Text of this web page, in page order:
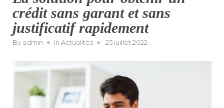
crédit sans garant et sans
justificatif rapidement
By admin In Actualités
Posted
25 juillet 2022